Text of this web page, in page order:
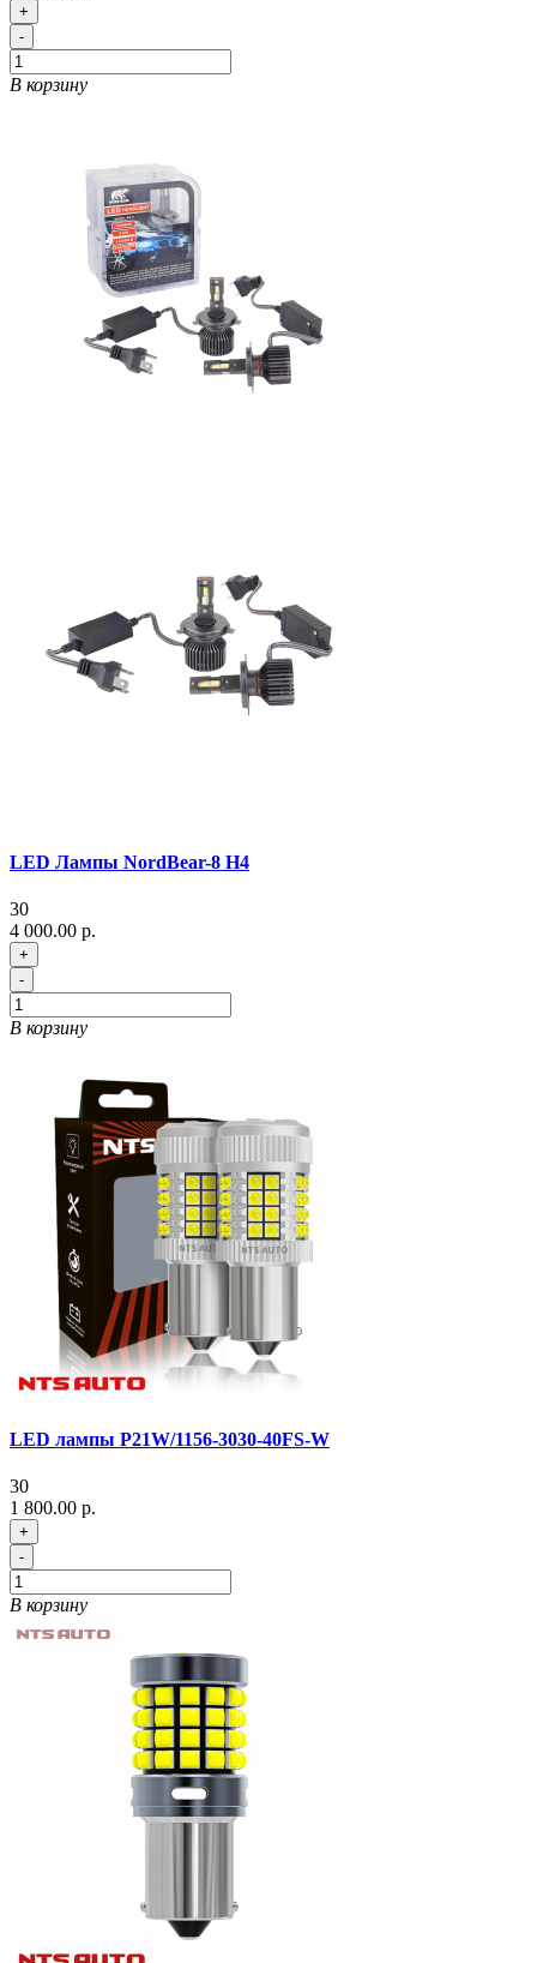
+
-
В корзину
LED Лампы NordBear-8 H4
30
4 000.00 р.
+
-
В корзину
LED лампы P21W/1156-3030-40FS-W
30
1 800.00 р.
+
-
В корзину